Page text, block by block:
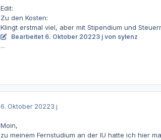
Edit:
Zu den Kosten:
Klingt erstmal viel, aber mit Stipendium und
Bearbeitet 6. Oktober 20223 jvon sylenz
...
6. Oktober 20223 j
Moin,
zu meinem Fernstudium an der IU hatte ich hier